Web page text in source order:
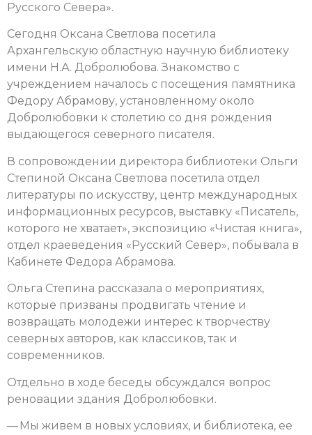
Русского Севера».
Сегодня Оксана Светлова посетила
Архангельскую областную научную библиотеку
имени Н.А. Добролюбова. Знакомство с
учреждением началось с посещения памятника
Федору Абрамову, установленному около
Добролюбовки к столетию со дня рождения
выдающегося северного писателя.
В сопровождении директора библиотеки Ольги
Степиной Оксана Светлова посетила отдел
литературы по искусству, центр международных
информационных ресурсов, выставку «Писатель,
которого не хватает», экспозицию «Чистая книга»,
отдел краеведения «Русский Север», побывала в
Кабинете Федора Абрамова.
Ольга Степина рассказала о мероприятиях,
которые призваны продвигать чтение и
возвращать молодежи интерес к творчеству
северных авторов, как классиков, так и
современников.
Отдельно в ходе беседы обсуждался вопрос
реновации здания Добролюбовки.
— Мы живем в новых условиях, и библиотека, ее